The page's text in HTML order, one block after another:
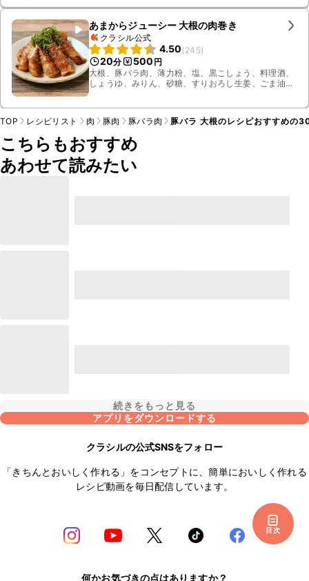
あまからジューシー 大根の肉巻き
クラシル公式
4.50(245)
20分 500 円
大根、豚バラ肉、薄力粉、塩、黒こしょう、料理酒、
しょうゆ、みりん、砂糖、すりおろし生姜、ごま油、
目次
TOP レシピリスト 肉 豚肉 豚バラ肉 豚バラ 大根のレシピおすすめの
こちらもおすすめ
あわせて読みたい
続きをもっと見る
アプリをダウンロードする
クラシルの公式SNSをフォロー
「きちんとおいしく作れる」をコンセプトに、簡単においしく作れる
レシピ動画を毎日配信しています。
何かお気づきの点はありますか？